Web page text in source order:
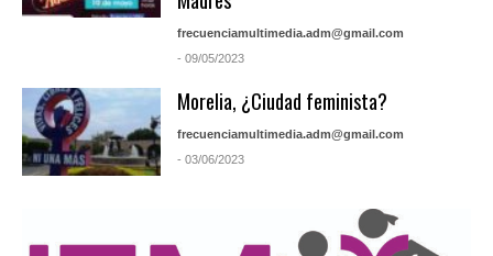
frecuenciamultimedia.adm@gmail.com
- 09/05/2023
Morelia, ¿Ciudad feminista?
frecuenciamultimedia.adm@gmail.com
- 03/06/2023